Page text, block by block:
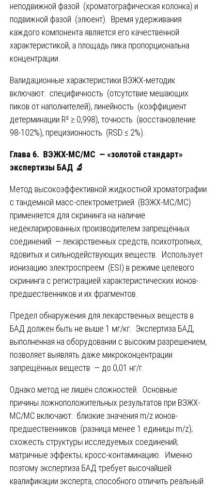
неподвижной фазой (хроматографическая колонка) и
подвижной фазой (элюент). Время удерживания
каждого компонента является его качественной
характеристикой, а площадь пика пропорциональна
концентрации.
Валидационные характеристики ВЭЖХ-методик
включают: специфичность (отсутствие мешающих
пиков от наполнителей), линейность (коэффициент
детерминации R² ≥ 0,998), точность (восстановление
98-102%), прецизионность (RSD ≤ 2%).
Глава 6. ВЭЖХ-МС/МС — «золотой стандарт»
экспертизы БАД 🔬
Метод высокоэффективной жидкостной хроматографии
с тандемной масс-спектрометрией (ВЭЖХ-МС/МС)
применяется для скрининга на наличие
недекларированных производителем запрещённых
соединений — лекарственных средств, психотропных,
ядовитых и сильнодействующих веществ. Использует
ионизацию электроспреем (ESI) в режиме целевого
скрининга с регистрацией характеристических ионов-
предшественников и их фрагментов.
Предел обнаружения для лекарственных веществ в
БАД должен быть не выше 1 мг/кг. Экспертиза БАД,
выполненная на оборудовании с высоким разрешением,
позволяет выявлять даже микроконцентрации
запрещённых веществ — до 0,01 нг/г.
Однако метод не лишён сложностей. Основные
причины ложноположительных результатов при ВЭЖХ-
МС/МС включают: близкие значения m/z ионов-
предшественников (разница менее 1 единицы m/z);
схожесть структуры исследуемых соединений;
матричные эффекты; кросс-контаминацию. Именно
поэтому экспертиза БАД требует высочайшей
квалификации эксперта, способного отличить реальный